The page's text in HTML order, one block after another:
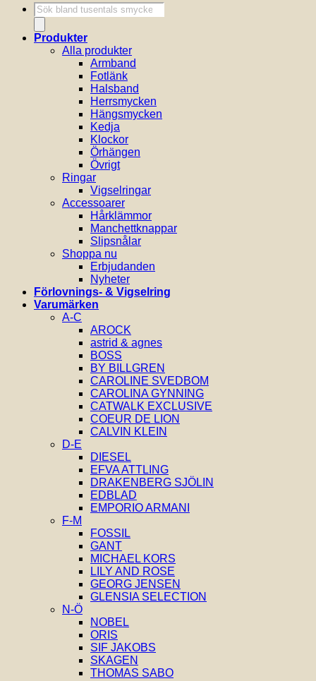
Produktsökning
Produkter
Alla produkter
Armband
Fotlänk
Halsband
Herrsmycken
Hängsmycken
Kedja
Klockor
Örhängen
Övrigt
Ringar
Vigselringar
Accessoarer
Hårklämmor
Manchettknappar
Slipsnålar
Shoppa nu
Erbjudanden
Nyheter
Förlovnings- & Vigselring
Varumärken
A-C
AROCK
astrid & agnes
BOSS
BY BILLGREN
CAROLINE SVEDBOM
CAROLINA GYNNING
CATWALK EXCLUSIVE
COEUR DE LION
CALVIN KLEIN
D-E
DIESEL
EFVA ATTLING
DRAKENBERG SJÖLIN
EDBLAD
EMPORIO ARMANI
F-M
FOSSIL
GANT
MICHAEL KORS
LILY AND ROSE
GEORG JENSEN
GLENSIA SELECTION
N-Ö
NOBEL
ORIS
SIF JAKOBS
SKAGEN
THOMAS SABO